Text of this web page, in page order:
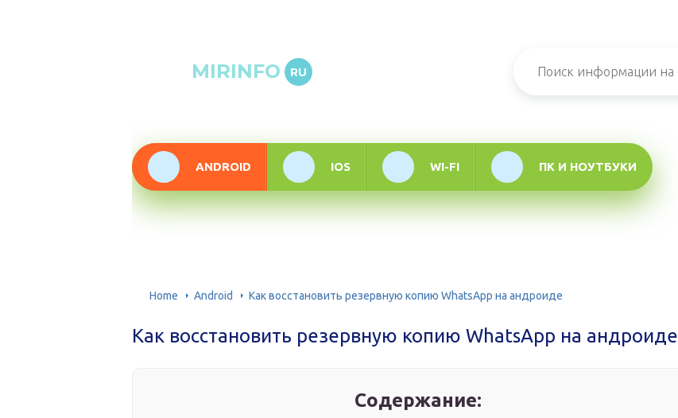
MIRINFO RU
ANDROID IOS WI-FI ПК И НОУТБУКИ
Home Android Как восстановить резервную копию WhatsApp на андроиде
Как восстановить резервную копию WhatsApp на андроиде
Содержание: